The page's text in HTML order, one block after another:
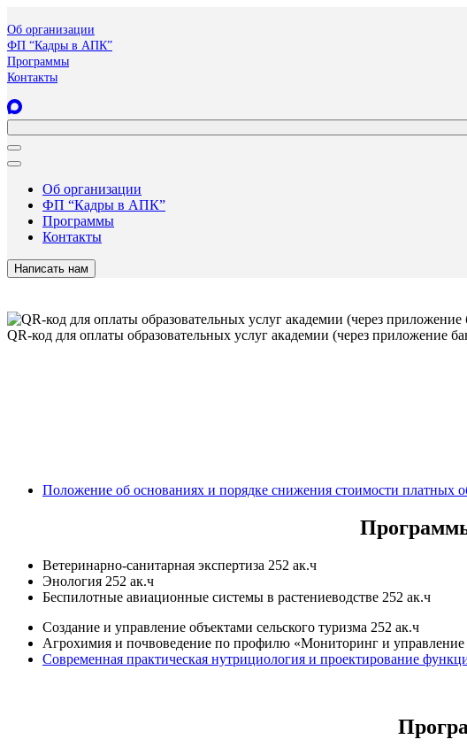
Об организации
ФП “Кадры в АПК”
Программы
Контакты
Об организации
ФП “Кадры в АПК”
Программы
Контакты
Написать нам
QR-код для оплаты образовательных услуг академии (через приложение
Положение об основаниях и порядке снижения стоимости платных
Ветеринарно-санитарная экспертиза 252 ак.ч
Энология 252 ак.ч
Беспилотные авиационные системы в растениеводстве 252 ак.ч
Создание и управление объектами сельского туризма 252 ак.ч
Агрохимия и почвоведение по профилю «Мониторинг и управление
Современная практическая нутрициология и проектирование